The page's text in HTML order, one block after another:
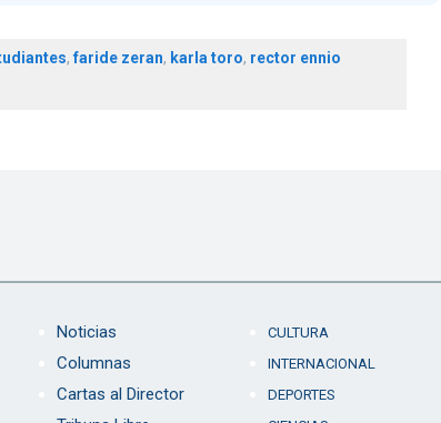
,faride zeran, karla toro, rector ennio
Noticias
Columnas
Cartas al Director
CULTURA
INTERNACIONAL
DEPORTES